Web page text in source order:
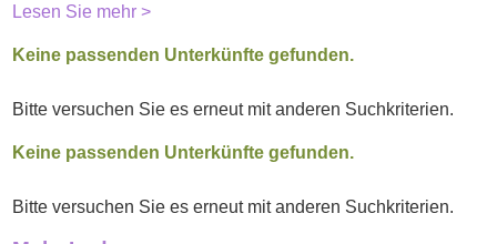
Lesen Sie mehr >
Keine passenden Unterkünfte gefunden.
Bitte versuchen Sie es erneut mit anderen Suchkriterien.
Keine passenden Unterkünfte gefunden.
Bitte versuchen Sie es erneut mit anderen Suchkriterien.